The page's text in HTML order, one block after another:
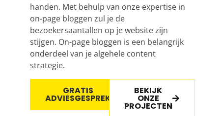
handen. Met behulp van onze expertise in
on-page bloggen zul je de
bezoekersaantallen op je website zijn
stijgen. On-page bloggen is een belangrijk
onderdeel van je algehele content
strategie.
GRATIS
ADVIESGESPREK
BEKIJK
ONZE
PROJECTEN